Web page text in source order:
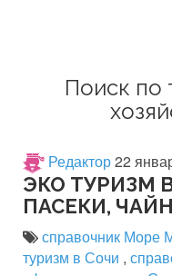
Поиск по
Редактор22
ЭКО ТУРИЗМ
ПАСЕКИ,
справочник Море
туризм в Сочи ,